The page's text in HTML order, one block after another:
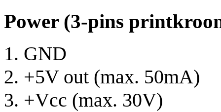
Power (3-pins
GND
+5V out (max. 50mA)
+Vcc (max. 30V)